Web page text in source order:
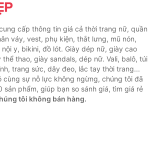
cấp thông tin giá cả thời trang nữ, quần
váy, vest, phụ kiện, thắt lưng, mũ nón,
y, bikini, đồ lót. Giày dép nữ, giày cao
thao, giày sandals, dép nữ. Vali, balô, túi
trang sức, dây đeo, lắc tay thời trang...
cùng sự nỗ lực không ngừng, chúng tôi đã
phẩm, giúp bạn so sánh giá, tìm giá rẻ
tôi không bán hàng.